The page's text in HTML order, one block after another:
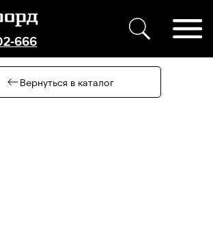
Вернуться в каталог